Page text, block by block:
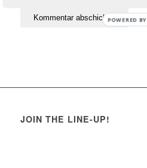
JOIN THE LINE-UP!
POWERED BY